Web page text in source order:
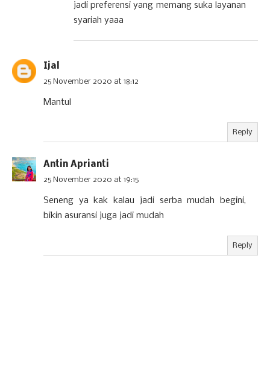
jadi preferensi yang memang suka layanan
syariah yaaa
Ijal
25 November 2020 at 18:12
Mantul
Reply
Antin Aprianti
25 November 2020 at 19:15
Seneng ya kak kalau jadi serba mudah begini,
bikin asuransi juga jadi mudah
Reply